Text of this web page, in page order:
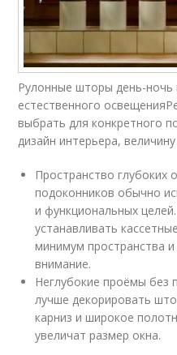
Рулонные шторы день-ночь
естественного
выбрать для конкретного
дизайн интерьера,
Пространство глубоких
подоконников обычно
и функциональных
устанавливать
минимум пространства
внимание.
Неглубокие проёмы без
лучше декорировать
карниз и широкое
увеличат размер окна.